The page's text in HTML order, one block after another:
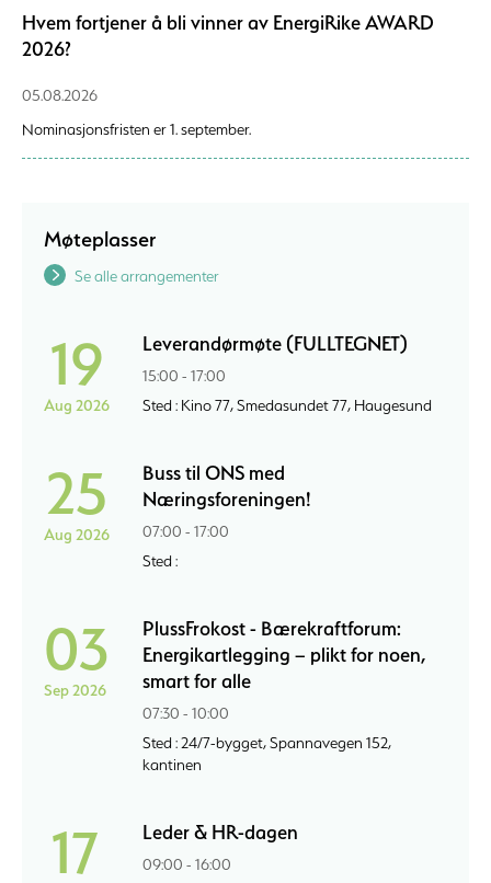
Hvem fortjener å bli vinner av EnergiRike AWARD
2026?
05.08.2026
Nominasjonsfristen er 1. september.
Møteplasser
Se alle arrangementer
19
Aug 2026
Leverandørmøte (FULLTEGNET)
15:00 - 17:00
Sted : Kino 77, Smedasundet 77, Haugesund
25
Aug 2026
Buss til ONS med
Næringsforeningen!
07:00 - 17:00
Sted :
03
Sep 2026
PlussFrokost - Bærekraftforum:
Energikartlegging – plikt for noen,
smart for alle
07:30 - 10:00
Sted : 24/7-bygget, Spannavegen 152,
kantinen
17 Leder & HR-dagen
09:00 - 16:00